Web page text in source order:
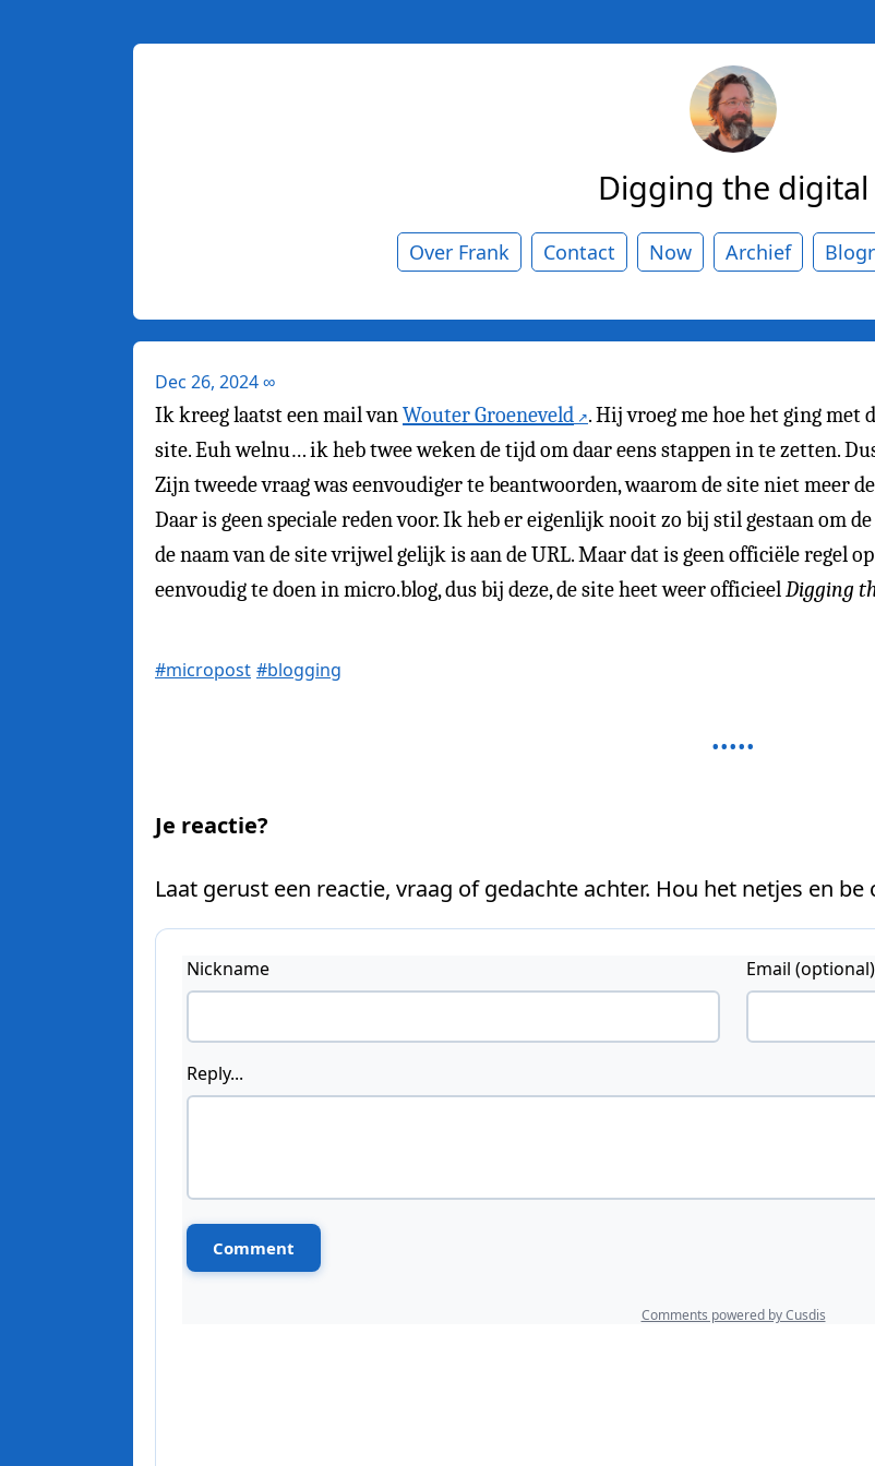
Digging the digital
Over Frank Contact Now Archief
Dec 26, 2024∞
Ik kreeg laatst een mail vanWouter Groeneveld
. Hij vroeg me hoe het ging met
site. Euh welnu… ik heb twee weken de tijd om daar eens stappen in te zetten.
Zijn tweede vraag was eenvoudiger te beantwoorden, waarom de site niet meer
Daar is geen speciale reden voor. Ik heb er eigenlijk nooit zo bij stil gestaan om
de naam van de site vrijwel gelijk is aan de URL. Maar dat is geen officiële regel
eenvoudig te doen in micro.blog, dus bij deze, de site heet weer officieelDigging
#micropost #blogging
Je reactie?
Laat gerust een reactie, vraag of gedachte achter. Hou het netjes en be